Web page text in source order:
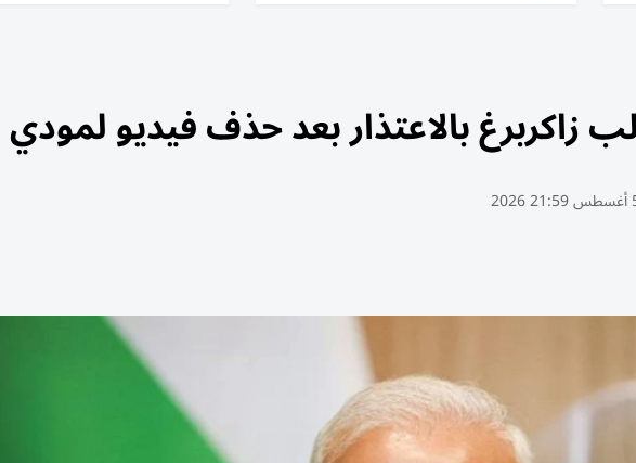
زاكربرغ بالاعتذار بعد حذف فيديو لمودي
2026